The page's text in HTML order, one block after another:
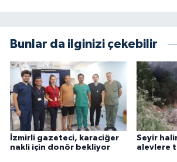
Bunlar da ilginizi çekebilir
İzmirli gazeteci, karaciğer
nakli için donör bekliyor
Seyir
alevlere